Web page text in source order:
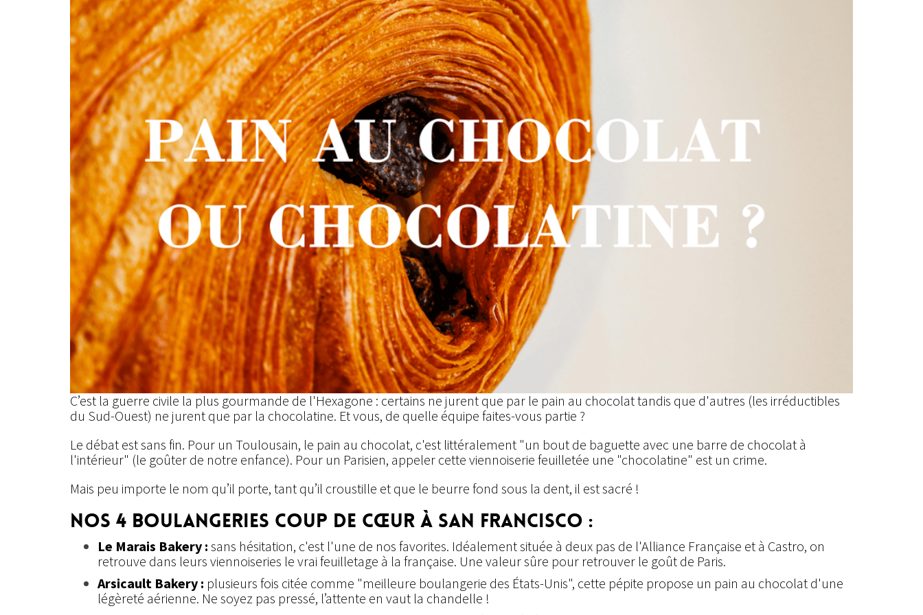
C’est la guerre civile la plus gourmande de l'Hexagone : certains ne jurent que par le pain au chocolat tandis que d'autres (les irréductibles
du Sud-Ouest) ne jurent que par la chocolatine. Et vous, de quelle équipe faites-vous partie ?
Le débat est sans fin. Pour un Toulousain, le pain au chocolat, c'est littéralement "un bout de baguette avec une barre de chocolat à
l'intérieur" (le goûter de notre enfance). Pour un Parisien, appeler cette viennoiserie feuilletée une "chocolatine" est un crime.
Mais peu importe le nom qu’il porte, tant qu’il croustille et que le beurre fond sous la dent, il est sacré !
Nos 4 boulangeries coup de cœur à San Francisco :
Le Marais Bakery : sans hésitation, c'est l'une de nos favorites. Idéalement située à deux pas de l'Alliance Française et à Castro, on
retrouve dans leurs viennoiseries le vrai feuilletage à la française. Une valeur sûre pour retrouver le goût de Paris.
Arsicault Bakery : plusieurs fois citée comme "meilleure boulangerie des États-Unis", cette pépite propose un pain au chocolat d'une
légèreté aérienne. Ne soyez pas pressé, l’attente en vaut la chandelle !